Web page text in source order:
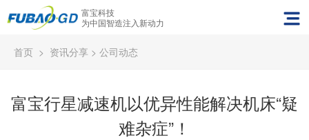
富宝科技
为中国智造注入新动力
首页 > 资讯分享 > 公司动态
富宝行星减速机以优异性能解决机床“疑
难杂症”！